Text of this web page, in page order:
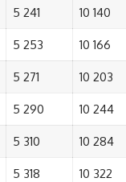
5 241 10 140
5 253 10 166
5 271 10 203
5 290 10 244
5 310 10 284
5 318 10 322